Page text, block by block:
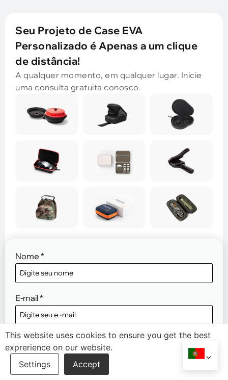
Nome *
E-mail*
Telefone/WhatsApp
Seu Projeto de Case EVA
Personalizado é Apenas a um clique
de distância!
A qualquer momento, em qualquer lugar. Inicie
uma consulta gratuita conosco.
This website uses cookies to ensure you get the best
exprerience on our website.